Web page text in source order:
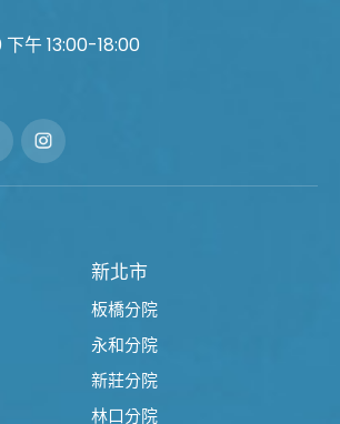
午 13:00-18:00
新北市
板橋分院
永和分院
新莊分院
林口分院